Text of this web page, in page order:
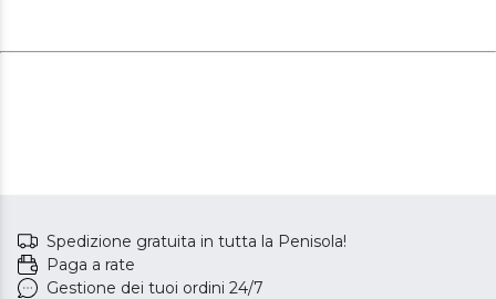
Spedizione gratuita in tutta la Penisola!
Paga a rate
Gestione dei tuoi ordini 24/7